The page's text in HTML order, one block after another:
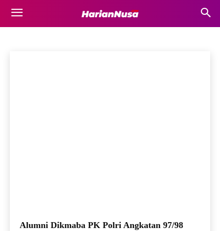
LOMBOK TIMUR
Alumni Dikmaba PK Polri Angkatan 97/98